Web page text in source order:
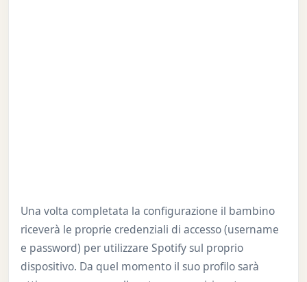
Una volta completata la configurazione il bambino
riceverà le proprie credenziali di accesso (username
e password) per utilizzare Spotify sul proprio
dispositivo. Da quel momento il suo profilo sarà